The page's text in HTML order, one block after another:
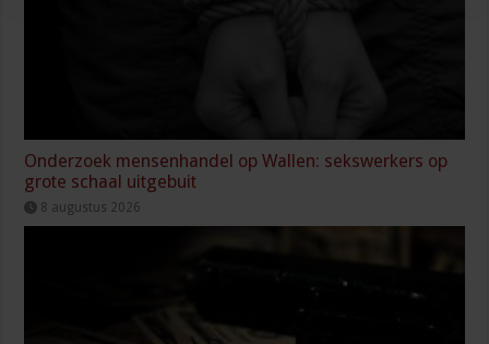
Onderzoek mensenhandel op Wallen: sekswerkers op
grote schaal uitgebuit
8 augustus 2026